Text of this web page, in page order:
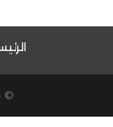
© 2026